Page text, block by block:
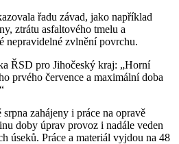
řadu závad, jako například
ztrátu asfaltového tmelu a
nepravidelné zvlnění povrchu.
ŘSD pro Jihočeský kraj: „Horní
prvého července a maximální doba
zahájeny i práce na opravě
doby úprav provoz i nadále veden
úseků. Práce a materiál vyjdou na 48